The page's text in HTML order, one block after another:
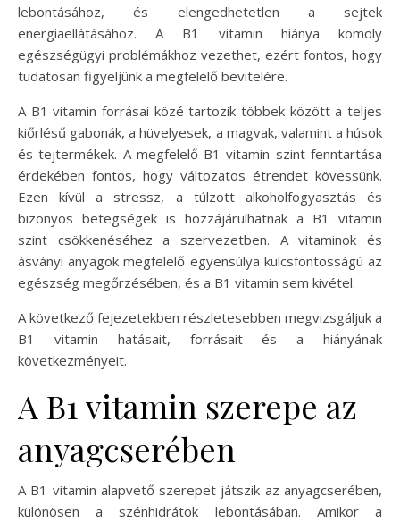
lebontásához, és elengedhetetlen a sejtek
energiaellátásához. A B1 vitamin hiánya komoly
egészségügyi problémákhoz vezethet, ezért fontos, hogy
tudatosan figyeljünk a megfelelő bevitelére.
A B1 vitamin forrásai közé tartozik többek között a teljes
kiőrlésű gabonák, a hüvelyesek, a magvak, valamint a húsok
és tejtermékek. A megfelelő B1 vitamin szint fenntartása
érdekében fontos, hogy változatos étrendet kövessünk.
Ezen kívül a stressz, a túlzott alkoholfogyasztás és
bizonyos betegségek is hozzájárulhatnak a B1 vitamin
szint csökkenéséhez a szervezetben. A vitaminok és
ásványi anyagok megfelelő egyensúlya kulcsfontosságú az
egészség megőrzésében, és a B1 vitamin sem kivétel.
A következő fejezetekben részletesebben megvizsgáljuk a
B1 vitamin hatásait, forrásait és a hiányának
következményeit.
A B1 vitamin szerepe az
anyagcserében
A B1 vitamin alapvető szerepet játszik az anyagcserében,
különösen a szénhidrátok lebontásában. Amikor a